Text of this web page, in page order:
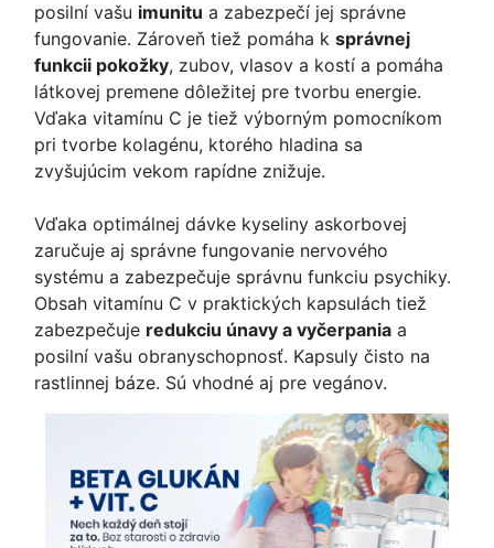
posilní vašu imunitu a zabezpečí jej správne
fungovanie. Zároveň tiež pomáha k správnej
funkcii pokožky, zubov, vlasov a kostí a pomáha
látkovej premene dôležitej pre tvorbu energie.
Vďaka vitamínu C je tiež výborným pomocníkom
pri tvorbe kolagénu, ktorého hladina sa
zvyšujúcim vekom rapídne znižuje.
Vďaka optimálnej dávke kyseliny askorbovej
zaručuje aj správne fungovanie nervového
systému a zabezpečuje správnu funkciu psychiky.
Obsah vitamínu C v praktických kapsulách tiež
zabezpečuje redukciu únavy a vyčerpania a
posilní vašu obranyschopnosť. Kapsuly čisto na
rastlinnej báze. Sú vhodné aj pre vegánov.